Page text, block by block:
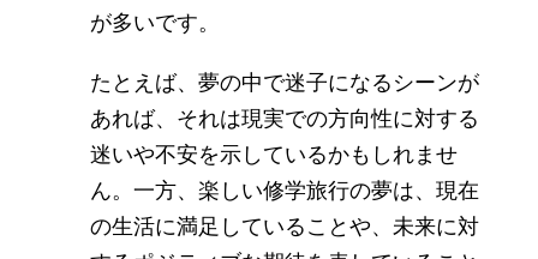
が多いです。
たとえば、夢の中で迷子になるシーンが
あれば、それは現実での方向性に対する
迷いや不安を示しているかもしれませ
ん。一方、楽しい修学旅行の夢は、現在
の生活に満足していることや、未来に対